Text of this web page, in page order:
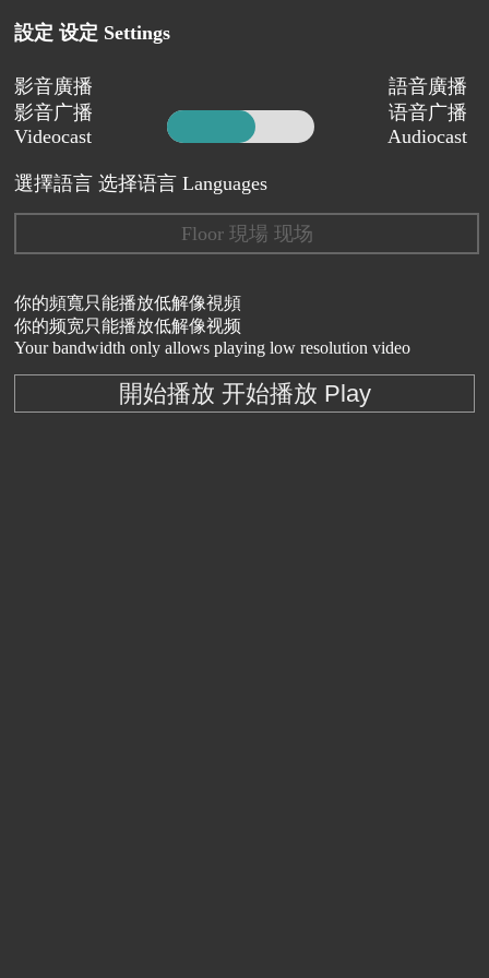
設定 设定 Settings
影音廣播
影音广播
Videocast
語音廣播
语音广播
Audiocast
選擇語言 选择语言 Languages
Floor 現場 现场
你的頻寬只能播放低解像視頻
你的频宽只能播放低解像视频
Your bandwidth only allows playing low resolution video
開始播放 开始播放 Play